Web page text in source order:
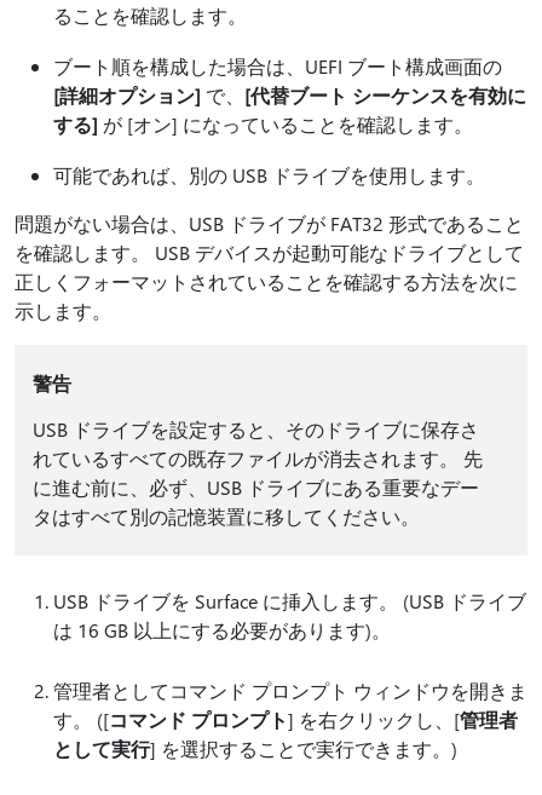
ることを確認します。
ブート順を構成した場合は、UEFI ブート構成画面の
[詳細オプション] で、 [代替ブート シーケンスを有効に
する] が [オン] になっていることを確認します。
可能であれば、別の USB ドライブを使用します。
問題がない場合は、USB ドライブが FAT32 形式であること
を確認します。 USB デバイスが起動可能なドライブとして
正しくフォーマットされていることを確認する方法を次に
示します。
警告
USB ドライブを設定すると、そのドライブに保存さ
れているすべての既存ファイルが消去されます。 先
に進む前に、必ず、USB ドライブにある重要なデー
タはすべて別の記憶装置に移してください。
USB ドライブを Surface に挿入します。 (USB ドライブ
は 16 GB 以上にする必要があります)。
管理者としてコマンド プロンプト ウィンドウを開きま
す。 ([コマンド プロンプト] を右クリックし、[管理者
として実行] を選択することで実行できます。)